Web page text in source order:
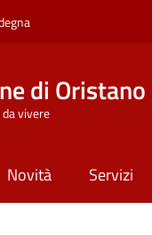
di Oristano
vivere
Novità Servizi